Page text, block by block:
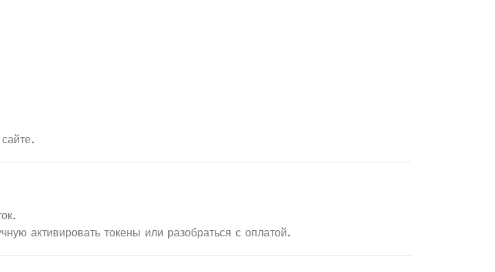
активировать токены или разобраться с оплатой.